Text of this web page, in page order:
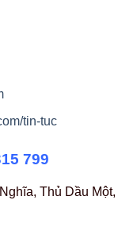
tin-tuc
799
Thủ Dầu Một,